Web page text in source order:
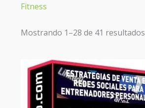
Fitness
Mostrando 1–28 de 41 resultados
El
precio
original
$99.00.
El
precio
actual
es:
$6.00.